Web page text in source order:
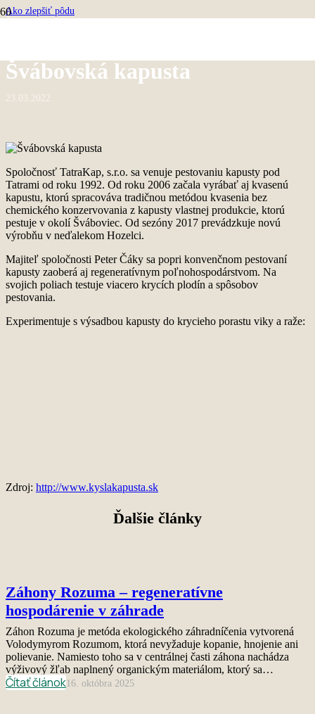
Ako zlepšiť pôdu
Švábovská kapusta
23.03.2022
Spoločnosť TatraKap, s.r.o. sa venuje pestovaniu kapusty pod
Tatrami od roku 1992. Od roku 2006 začala vyrábať aj kvasenú
kapustu, ktorú spracováva tradičnou metódou kvasenia bez
chemického konzervovania z kapusty vlastnej produkcie, ktorú
pestuje v okolí Šváboviec. Od sezóny 2017 prevádzkuje novú
výrobňu v neďalekom Hozelci.
Majiteľ spoločnosti Peter Čáky sa popri konvenčnom pestovaní
kapusty zaoberá aj regeneratívnym poľnohospodárstvom. Na
svojich poliach testuje viacero krycích plodín a spôsobov
pestovania.
Experimentuje s výsadbou kapusty do krycieho porastu viky a raže:
Zdroj: http://www.kyslakapusta.sk
Ďalšie články
Záhony Rozuma – regeneratívne
hospodárenie v záhrade
Záhon Rozuma je metóda ekologického záhradníčenia vytvorená
Volodymyrom Rozumom, ktorá nevyžaduje kopanie, hnojenie ani
polievanie. Namiesto toho sa v centrálnej časti záhona nachádza
výživový žľab naplnený organickým materiálom, ktorý sa…
Čítať článok16. októbra 2025